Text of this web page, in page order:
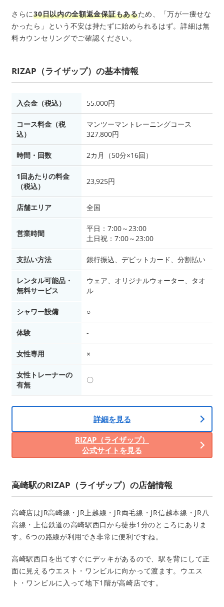
さらに30日以内の全額返金保証もあるため、「万が一痩せな
かったら」という不安は持たずに始められるはず。詳細は無
料カウンセリングでご確認ください。
RIZAP（ライザップ）の基本情報
入会金（税込） 55,000円
コース料金（税
込）
マンツーマントレーニングコース
327,800円
時間・回数 2カ月（50分×16回）
1回あたりの料金
（税込）
23,925円
店舗エリア 全国
営業時間
平日：7:00～23:00
土日祝：7:00～23:00
支払い方法 銀行振込、デビットカード、分割払い
レンタル可能品・
無料サービス
ウェア、オリジナルウォーター、タオ
ル
シャワー設備 ○
体験 -
女性専用 ×
女性トレーナーの
有無
〇
詳細を見る
RIZAP（ライザップ）
公式サイトを見る
高崎駅のRIZAP（ライザップ）の店舗情報
高崎店はJR高崎線・JR上越線・JR両毛線・JR信越本線・JR八
高線・上信鉄道の高崎駅西口から徒歩1分のところにありま
す。6つの路線が利用でき非常に便利ですね。
高崎駅西口を出てすぐにデッキがあるので、駅を背にして正
面に見えるウエスト・ワンビルに向かって渡ます。ウエス
ト・ワンビルに入って地下1階が高崎店です。